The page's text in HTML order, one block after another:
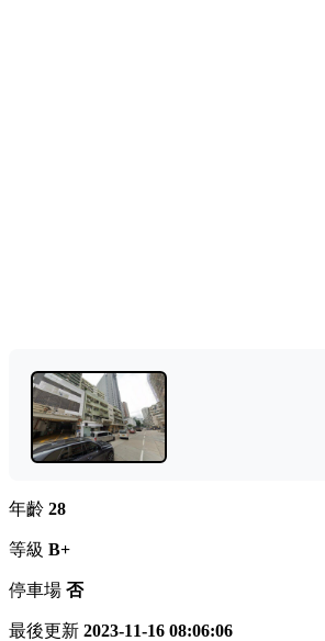
年齡 28
等級 B+
停車場 否
最後更新 2023-11-16 08:06:06